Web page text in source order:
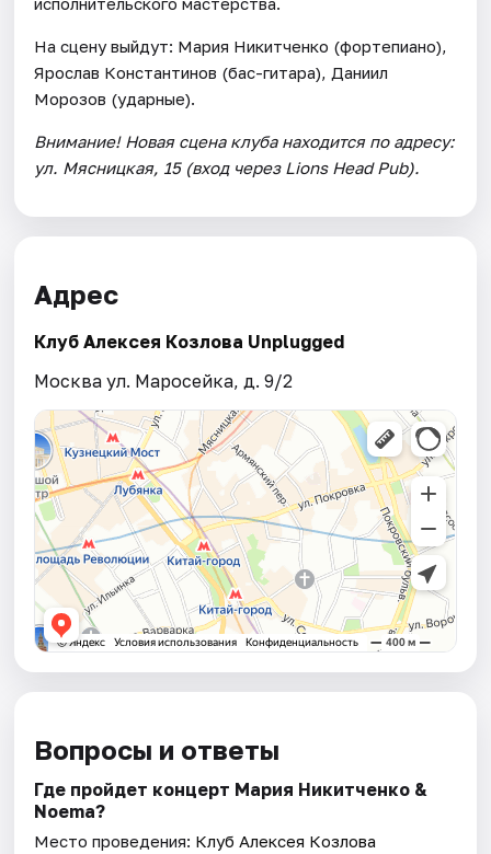
На сцену выйдут: Мария Никитченко (фортепиано),
Ярослав Константинов (бас-гитара), Даниил
Морозов (ударные).
Внимание! Новая сцена клуба находится по адресу:
ул. Мясницкая, 15 (вход через Lions Head Pub).
Адрес
Клуб Алексея Козлова Unplugged
Москва ул. Маросейка, д. 9/2
Вопросы и ответы
Где пройдет концерт Мария Никитченко &
Noema?
Место проведения: Клуб Алексея Козлова